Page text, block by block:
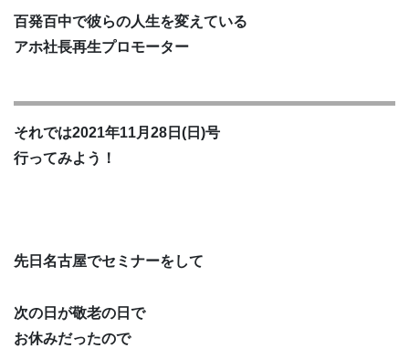
百発百中で彼らの人生を変えている
アホ社長再生プロモーター
それでは2021年11月28日(日)号
行ってみよう！
先日名古屋でセミナーをして
次の日が敬老の日で
お休みだったので